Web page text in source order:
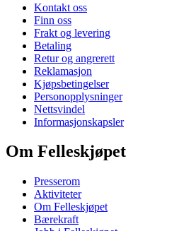
Kontakt oss
Finn oss
Frakt og levering
Betaling
Retur og angrerett
Reklamasjon
Kjøpsbetingelser
Personopplysninger
Nettsvindel
Informasjonskapsler
Om Felleskjøpet
Presserom
Aktiviteter
Om Felleskjøpet
Bærekraft